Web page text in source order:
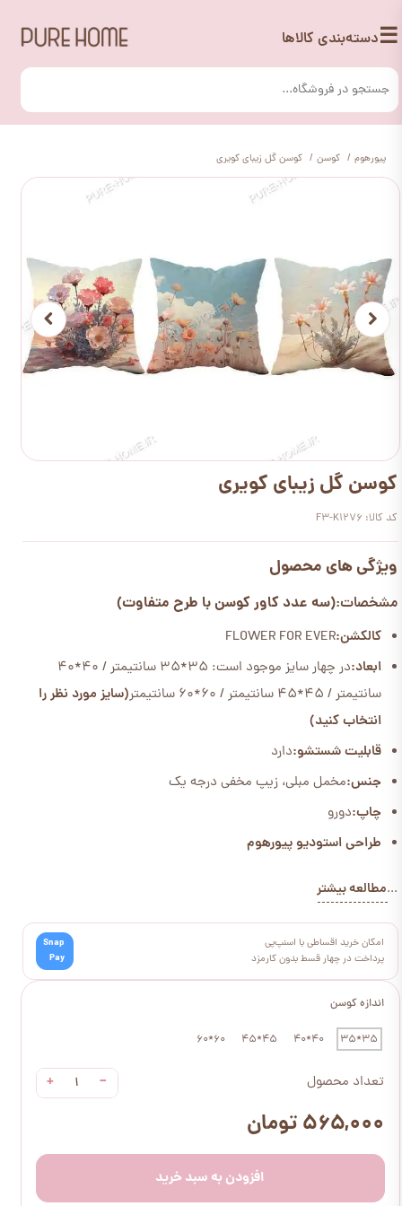
☰دسته‌بندی کالاها
پیورهوم کوسن کوسن گل زیبای کویری
اندازه کوسن
35*35
40*40
45*45
60*60
تعداد محصول −
+
۵۶۵,۰۰۰ تومان
افزودن به سبد خرید
کوسن گل زیبای کویری
کد کالا: F3-K1276
ویژگی های محصول
مشخصات:(سه عدد کاور کوسن با طرح متفاوت)
کالکشن:FLOWER FOR EVER
ابعاد:
در چهار سایز موجود است: 35*35 سانتیمتر / 40*40
سانتیمتر / 45*45 سانتیمتر / 60*60 سانتیمتر
(سایز مورد نظر را
انتخاب کنید)
قابلیت شستشو:دارد
جنس:مخمل مبلی، زیپ مخفی درجه یک
چاپ:دورو
طراحی استودیو پیورهوم
...مطالعه بیشتر
امکان خرید اقساطی با اسنپ‌پی
پرداخت در چهار قسط بدون کارمزد
Snap
Pay